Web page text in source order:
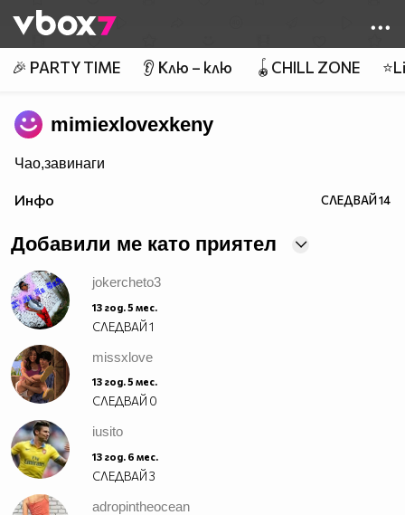
👾
🎉 PARTY TIME 👂 Клю – клю 🪀CHILL ZONE
mimiexlovexkeny
Чао,завинаги
Инфо СЛЕДВАЙ14
Добавили ме като приятел
jokercheto3
13 год. 5 мес.
СЛЕДВАЙ1
missxlove
13 год. 5 мес.
СЛЕДВАЙ 0
iusito
13 год. 6 мес.
СЛЕДВАЙ3
adropintheocean